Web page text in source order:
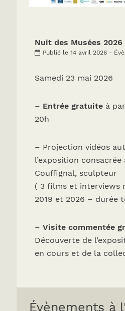
Nuit des Musées 2026
Publié le 14 avril 2026 -
Samedi 23 mai 2026
– Entrée gratuiteà
20h
– Projection vidéos
l’exposition consacrée
Couffignal, sculpteur
( 3 films et interviews
2019 et 2026 – durée
– Visite commentée
Découverte de
en cours et de la
Évènements à